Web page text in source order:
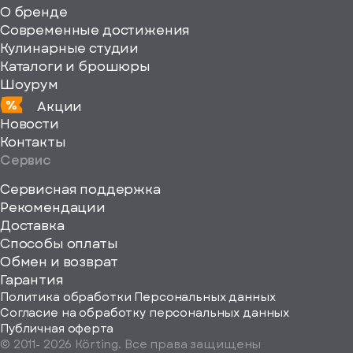
О бренде
Современные достижения
Кулинарные студии
Каталоги и брошюры
Шоурум
Акции
Новости
Контакты
Сервис
Сервисная поддержка
Рекомендации
Доставка
Способы оплаты
Обмен и возврат
Гарантия
Политика обработки Персональных данных
Согласие на обработку персональных данных
Публичная оферта
© 2011- 2026 Körting. Все права защищены